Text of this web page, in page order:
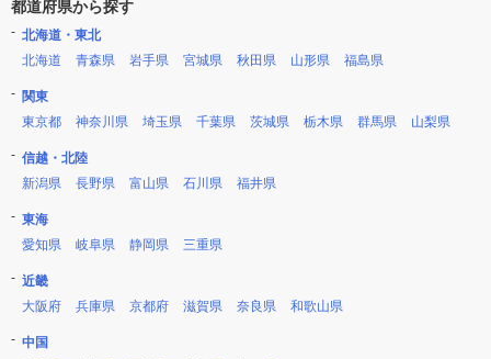
都道府県から探す
北海道・東北
北海道
青森県 岩手県 宮城県 秋田県 山形県 福島県
関東
東京都
神奈川県 埼玉県 千葉県 茨城県 栃木県 群馬県 山梨県
信越・北陸
新潟県
長野県 富山県 石川県 福井県
東海
愛知県
岐阜県 静岡県 三重県
近畿
大阪府
兵庫県 京都府 滋賀県 奈良県 和歌山県
中国